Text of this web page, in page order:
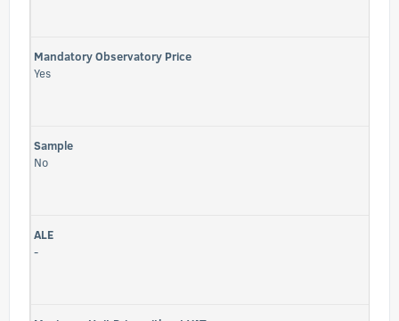
Mandatory Observatory Price
Yes
Sample
No
ALE
-